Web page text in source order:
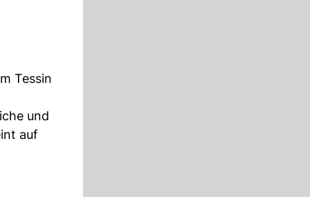
Tessin
und
auf